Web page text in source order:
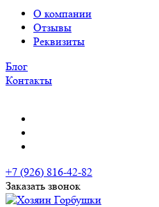
О компании
Отзывы
Реквизиты
Блог
Контакты
+7 (926) 816-42-82
Заказать звонок